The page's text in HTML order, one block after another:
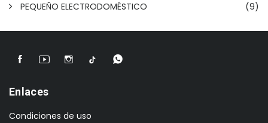
PEQUEÑO ELECTRODOMÉSTICO
(9)
Enlaces
Condiciones de uso